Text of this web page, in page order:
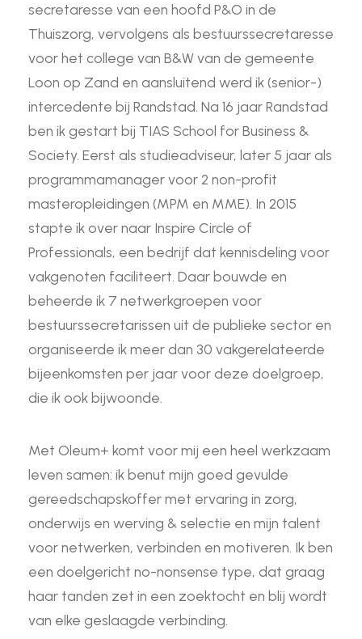
secretaresse van een hoofd P&O in de
Thuiszorg, vervolgens als bestuurssecretaresse
voor het college van B&W van de gemeente
Loon op Zand en aansluitend werd ik (senior-)
intercedente bij Randstad. Na 16 jaar Randstad
ben ik gestart bij TIAS School for Business &
Society. Eerst als studieadviseur, later 5 jaar als
programmamanager voor 2 non-profit
masteropleidingen (MPM en MME). In 2015
stapte ik over naar Inspire Circle of
Professionals, een bedrijf dat kennisdeling voor
vakgenoten faciliteert. Daar bouwde en
beheerde ik 7 netwerkgroepen voor
bestuurssecretarissen uit de publieke sector en
organiseerde ik meer dan 30 vakgerelateerde
bijeenkomsten per jaar voor deze doelgroep,
die ik ook bijwoonde.
Met Oleum+ komt voor mij een heel werkzaam
leven samen: ik benut mijn goed gevulde
gereedschapskoffer met ervaring in zorg,
onderwijs en werving & selectie en mijn talent
voor netwerken, verbinden en motiveren. Ik ben
een doelgericht no-nonsense type, dat graag
haar tanden zet in een zoektocht en blij wordt
van elke geslaagde verbinding.